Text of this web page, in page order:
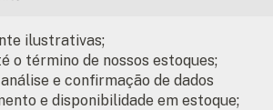
ilustrativas;
o término de nossos estoques;
e confirmação de dados
e disponibilidade em estoque;